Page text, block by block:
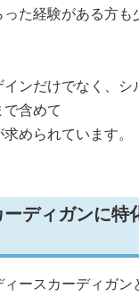
た経験がある方も
ンだけでなく、シ
含めて
められています。
ディガンに特
ースカーディガン